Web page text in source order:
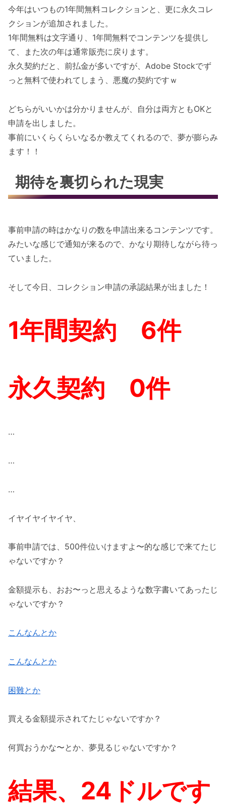
今年はいつもの1年間無料コレクションと、更に永久コレ
クションが追加されました。
1年間無料は文字通り、1年間無料でコンテンツを提供し
て、また次の年は通常販売に戻ります。
永久契約だと、前払金が多いですが、Adobe Stockでず
っと無料で使われてしまう、悪魔の契約ですｗ
どちらがいいかは分かりませんが、自分は両方ともOKと
申請を出しました。
事前にいくらくらいなるか教えてくれるので、夢が膨らみ
ます！！
期待を裏切られた現実
事前申請の時はかなりの数を申請出来るコンテンツです。
みたいな感じで通知が来るので、かなり期待しながら待っ
ていました。
そして今日、コレクション申請の承認結果が出ました！
1年間契約 6件
永久契約 0件
…
…
…
イヤイヤイヤイヤ、
事前申請では、500件位いけますよ〜的な感じで来てたじ
ゃないですか？
金額提示も、おお〜っと思えるような数字書いてあったじ
ゃないですか？
こんなんとか
こんなんとか
困難とか
買える金額提示されてたじゃないですか？
何買おうかな〜とか、夢見るじゃないですか？
結果、24ドルです